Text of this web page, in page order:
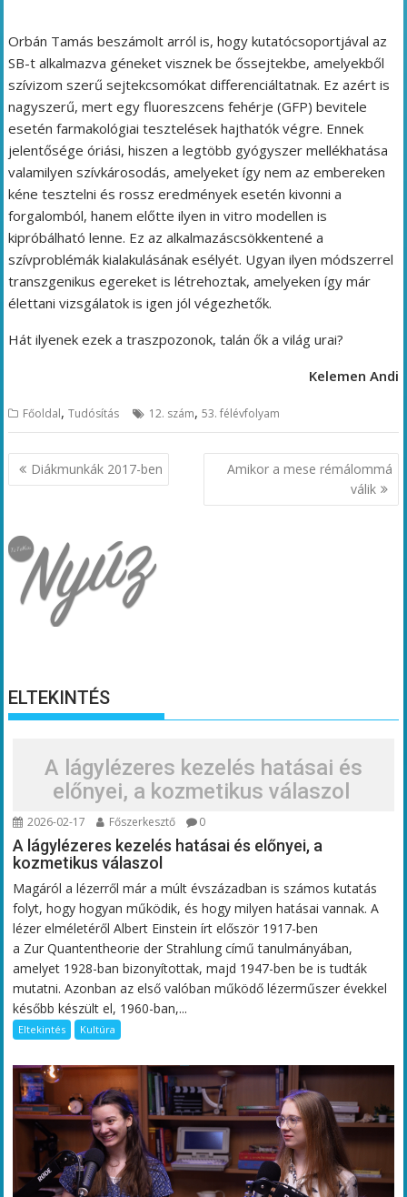
Orbán Tamás beszámolt arról is, hogy kutatócsoportjával az
SB-t alkalmazva géneket visznek be őssejtekbe, amelyekből
szívizom szerű sejtekcsomókat differenciáltatnak. Ez azért is
nagyszerű, mert egy fluoreszcens fehérje (GFP) bevitele
esetén farmakológiai tesztelések hajthatók végre. Ennek
jelentősége óriási, hiszen a legtöbb gyógyszer mellékhatása
valamilyen szívkárosodás, amelyeket így nem az embereken
kéne tesztelni és rossz eredmények esetén kivonni a
forgalomból, hanem előtte ilyen in vitro modellen is
kipróbálható lenne. Ez az alkalmazáscsökkentené a
szívproblémák kialakulásának esélyét. Ugyan ilyen módszerrel
transzgenikus egereket is létrehoztak, amelyeken így már
élettani vizsgálatok is igen jól végezhetők.
Hát ilyenek ezek a traszpozonok, talán ők a világ urai?
Kelemen Andi
Főoldal,Tudósítás 12. szám,53. félévfolyam
Bejegyzés
navigáció
Diákmunkák 2017-ben
Amikor a mese rémálommá
válik
ELTEKINTÉS
A lágylézeres kezelés hatásai és
előnyei, a kozmetikus válaszol
2026-02-17 Főszerkesztő 0
A lágylézeres kezelés hatásai és előnyei, a
kozmetikus válaszol
Magáról a lézerről már a múlt évszázadban is számos kutatás
folyt, hogy hogyan működik, és hogy milyen hatásai vannak. A
lézer elméletéről Albert Einstein írt először 1917-ben
a Zur Quantentheorie der Strahlung című tanulmányában,
amelyet 1928-ban bizonyítottak, majd 1947-ben be is tudták
mutatni. Azonban az első valóban működő lézerműszer évekkel
később készült el, 1960-ban,...
Eltekintés Kultúra